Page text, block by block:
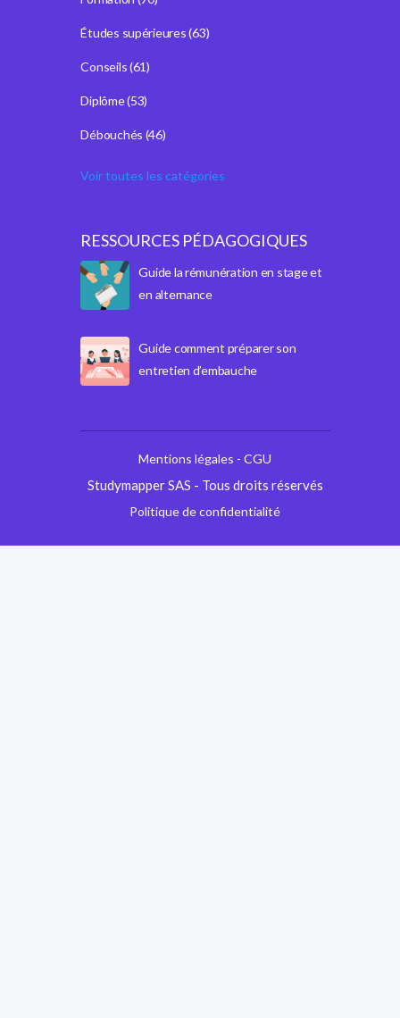
Études supérieures(63)
Conseils(61)
Diplôme(53)
Débouchés (46)
Voir toutes les catégories
RESSOURCES PÉDAGOGIQUES
Guide la rémunération en stage et
en alternance
Guide comment préparer son
entretien d’embauche
Mentions légales - CGU
Studymapper SAS - Tous droits réservés
Politique de confidentialité